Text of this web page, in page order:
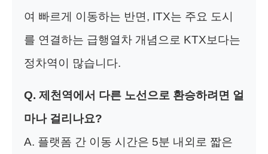
여 빠르게 이동하는 반면, ITX는 주요 도시
를 연결하는 급행열차 개념으로 KTX보다는
정차역이 많습니다.
Q. 제천역에서 다른 노선으로 환승하려면 얼
마나 걸리나요?
A. 플랫폼 간 이동 시간은 5분 내외로 짧은